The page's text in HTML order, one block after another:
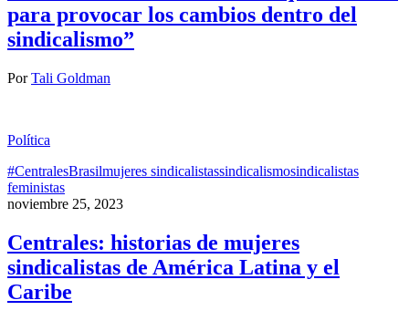
para provocar los cambios dentro del
sindicalismo”
PorTali Goldman
Política
#CentralesBrasilmujeres sindicalistassindicalismosindicalistas
feministas
noviembre 25, 2023
Centrales: historias de mujeres
sindicalistas de América Latina y el
Caribe